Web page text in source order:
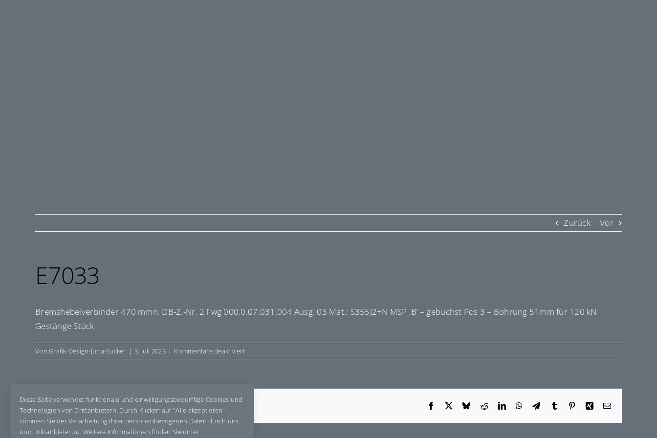
Zurück Vor
E7033
Bremshebelverbinder 470 mmn. DB-Z.-Nr. 2 Fwg 000.0.07.031.004 Ausg. 03 Mat.: S355J2+N MSP ‚B‘ – gebuchst Pos 3 – Bohrung 51mm für 120 kN
Gestänge Stück
VonGrafik-Design-Jutta-Sucker | 3. Juli 2025 | Kommentare deaktiviertfür
E7033
Share This Story, Choose Your Platform! Facebook BlueskyRedditLinkedInWhatsApp
TelegramTumblr PinterestXing E-
Diese Seite verwendet funktionale und einwilligungsbedürftige Cookies und
Technologien von Drittanbietern. Durch Klicken auf "Alle akzeptieren"
stimmen Sie der Verarbeitung Ihrer personenbezogenen Daten durch uns
und Drittanbieter zu. Weitere Informationen finden Sie unter